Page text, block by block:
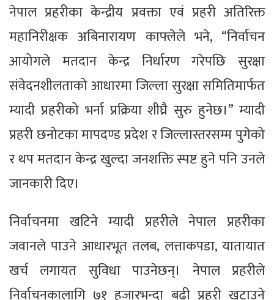
नेपाल प्रहरीका केन्द्रीय प्रवक्ता एवं प्रहरी अतिरिक्त
महानिरीक्षक अबिनारायण काफ्लेले भने, “निर्वाचन
आयोगले मतदान केन्द्र निर्धारण गरेपछि सुरक्षा
संवेदनशीलताको आधारमा जिल्ला सुरक्षा समितिमार्फत
म्यादी प्रहरीको भर्ना प्रक्रिया शीघ्रै सुरु हुनेछ।” म्यादी
प्रहरी छनोटका मापदण्ड प्रदेश र जिल्लास्तरसम्म पुगेको
र थप मतदान केन्द्र खुल्दा जनशक्ति स्पष्ट हुने पनि उनले
जानकारी दिए।
निर्वाचनमा खटिने म्यादी प्रहरीले नेपाल प्रहरीका
जवानले पाउने आधारभूत तलब, लत्ताकपडा, यातायात
खर्च लगायत सुविधा पाउनेछन्। नेपाल प्रहरीले
निर्वाचनकालागि ७१ हजारभन्दा बढी प्रहरी खटाउने